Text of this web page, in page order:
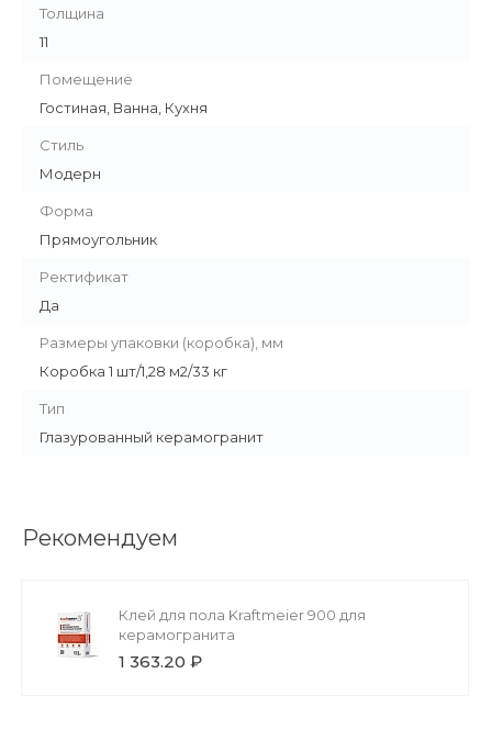
Толщина
11
Помещение
Гостиная, Ванна, Кухня
Стиль
Модерн
Форма
Прямоугольник
Ректификат
Да
Размеры упаковки (коробка), мм
Коробка 1 шт/1,28 м2/33 кг
Тип
Глазурованный керамогранит
Рекомендуем
Клей для пола Kraftmeier 900 для
керамогранита
1 363.20 ₽